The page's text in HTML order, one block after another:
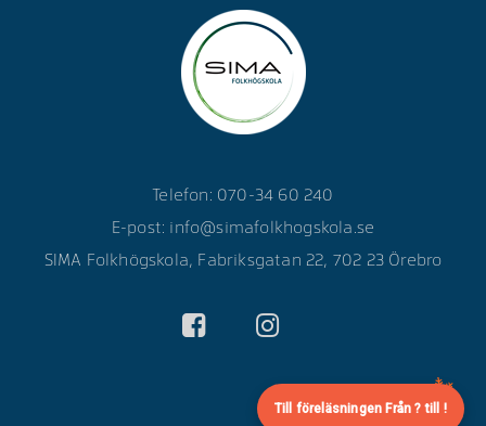
Telefon: 070-34 60 240
E-post: info@simafolkhogskola.se
SIMA Folkhögskola, Fabriksgatan 22, 702 23 Örebro
Till föreläsningen Från ? till !